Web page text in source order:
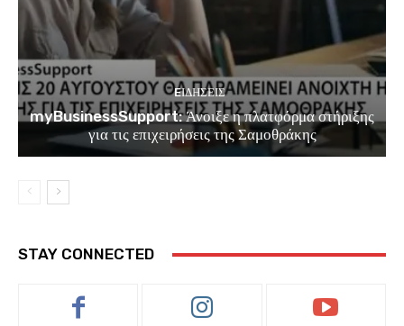
EΙΔΗΣΕΙΣ
myBusinessSupport: Άνοιξε η πλατφόρμα στήριξης
για τις επιχειρήσεις της Σαμοθράκης
STAY CONNECTED